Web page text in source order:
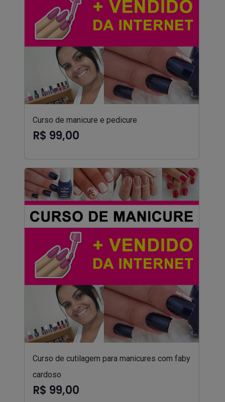
Curso de manicure e pedicure
R$ 99,00
Curso de cutilagem para manicures com faby
cardoso
R$ 99,00